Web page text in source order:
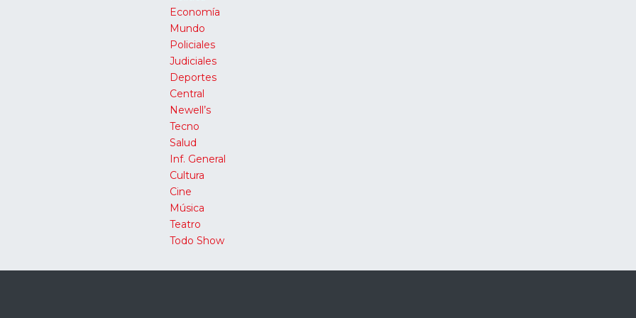
Economía
Mundo
Policiales
Judiciales
Deportes
Central
Newell’s
Tecno
Salud
Inf. General
Cultura
Cine
Música
Teatro
Todo Show